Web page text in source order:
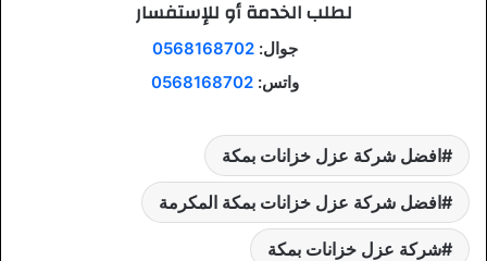
لطلب الخدمة أو للإستفسار
جوال:0568168702
واتس:0568168702
افضل شركة عزل خزانات بمكة
افضل شركة عزل خزانات بمكة المكرمة
شركة عزل خزانات بمكة